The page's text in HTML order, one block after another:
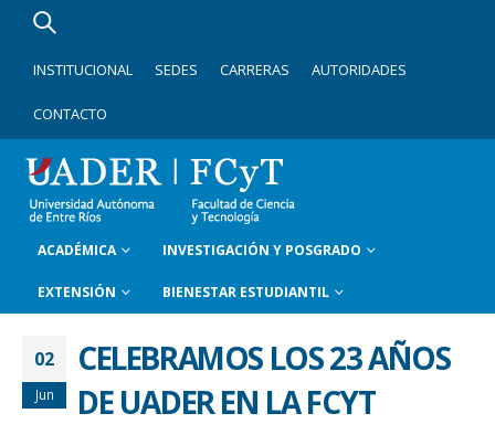
INSTITUCIONAL SEDES CARRERAS AUTORIDADES
CONTACTO
ACADÉMICA INVESTIGACIÓN Y POSGRADO
EXTENSIÓN BIENESTAR ESTUDIANTIL
02
Jun
CELEBRAMOS LOS 23 AÑOS
DE UADER EN LA FCYT